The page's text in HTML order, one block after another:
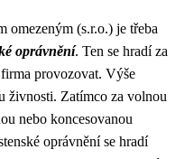
omezeným (s.r.o.) je třeba
oprávnění. Ten se hradí za
provozovat. Výše
živnosti. Zatímco za volnou
nebo koncesovanou
oprávnění se hradí